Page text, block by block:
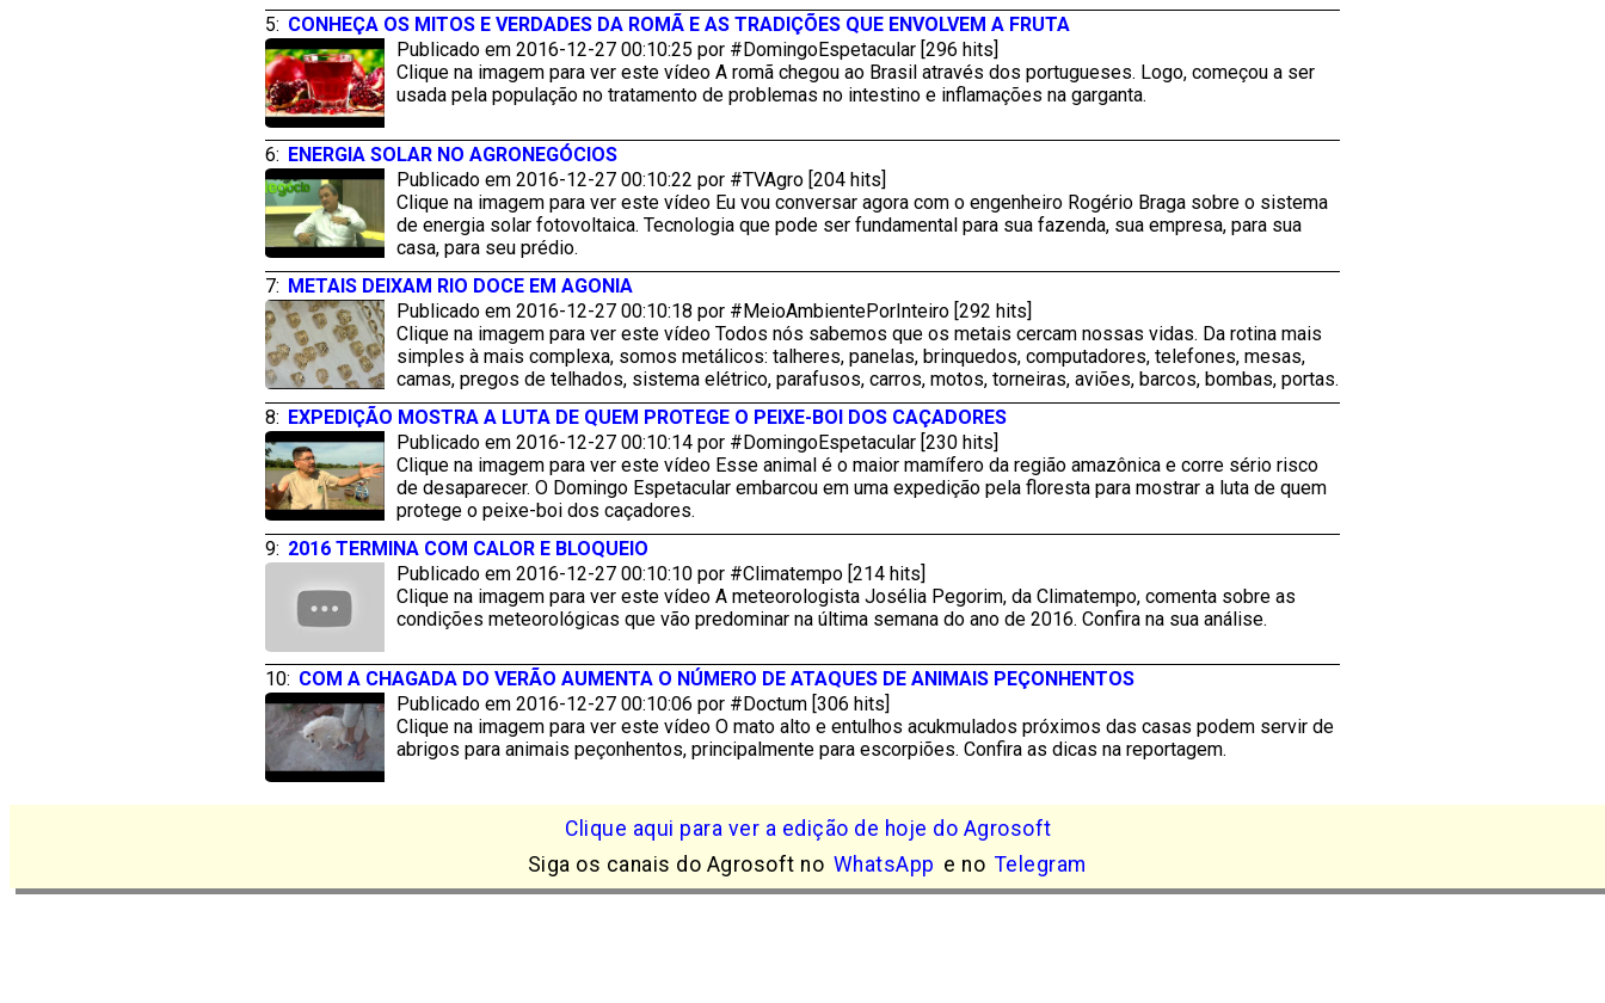
5: CONHEÇA OS MITOS E VERDADES DA ROMÃ E AS TRADIÇÕES QUE ENVOLVEM A FRUTA
Publicado em 2016-12-27 00:10:25 por #DomingoEspetacular [296 hits]
Clique na imagem para ver este vídeo A romã chegou ao Brasil através dos portugueses. Logo, começou a ser
usada pela população no tratamento de problemas no intestino e inflamações na garganta.
6: ENERGIA SOLAR NO AGRONEGÓCIOS
Publicado em 2016-12-27 00:10:22 por #TVAgro [204 hits]
Clique na imagem para ver este vídeo Eu vou conversar agora com o engenheiro Rogério Braga sobre o sistema
de energia solar fotovoltaica. Tecnologia que pode ser fundamental para sua fazenda, sua empresa, para sua
casa, para seu prédio.
7: METAIS DEIXAM RIO DOCE EM AGONIA
Publicado em 2016-12-27 00:10:18 por #MeioAmbientePorInteiro [292 hits]
Clique na imagem para ver este vídeo Todos nós sabemos que os metais cercam nossas vidas. Da rotina mais
simples à mais complexa, somos metálicos: talheres, panelas, brinquedos, computadores, telefones, mesas,
camas, pregos de telhados, sistema elétrico, parafusos, carros, motos, torneiras, aviões, barcos, bombas, portas.
8: EXPEDIÇÃO MOSTRA A LUTA DE QUEM PROTEGE O PEIXE-BOI DOS CAÇADORES
Publicado em 2016-12-27 00:10:14 por #DomingoEspetacular [230 hits]
Clique na imagem para ver este vídeo Esse animal é o maior mamífero da região amazônica e corre sério risco
de desaparecer. O Domingo Espetacular embarcou em uma expedição pela floresta para mostrar a luta de quem
protege o peixe-boi dos caçadores.
9: 2016 TERMINA COM CALOR E BLOQUEIO
Publicado em 2016-12-27 00:10:10 por #Climatempo [214 hits]
Clique na imagem para ver este vídeo A meteorologista Josélia Pegorim, da Climatempo, comenta sobre as
condições meteorológicas que vão predominar na última semana do ano de 2016. Confira na sua análise.
10: COM A CHAGADA DO VERÃO AUMENTA O NÚMERO DE ATAQUES DE ANIMAIS PEÇONHENTOS
Publicado em 2016-12-27 00:10:06 por #Doctum [306 hits]
Clique na imagem para ver este vídeo O mato alto e entulhos acukmulados próximos das casas podem servir de
abrigos para animais peçonhentos, principalmente para escorpiões. Confira as dicas na reportagem.
Clique aqui para ver a edição de hoje do Agrosoft
Siga os canais do Agrosoft no WhatsApp e no Telegram